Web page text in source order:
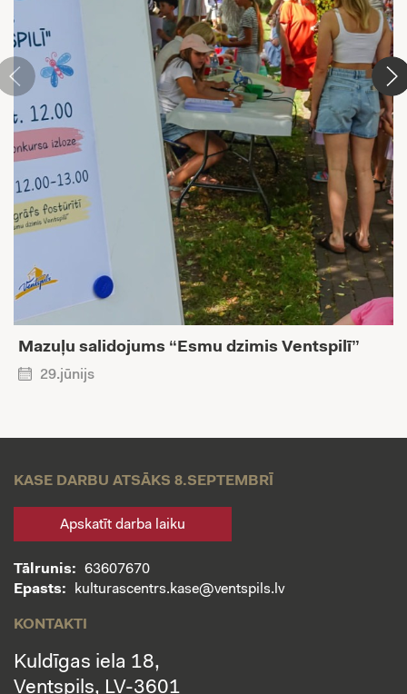
Mazuļu salidojums “Esmu dzimis Ventspilī”
29.jūnijs
KASE DARBU ATSĀKS 8.SEPTEMBRĪ
Apskatīt darba laiku
Tālrunis:
63607670
Epasts:
kulturascentrs.kase@ventspils.lv
KONTAKTI
Kuldīgas iela 18,
Ventspils, LV-3601